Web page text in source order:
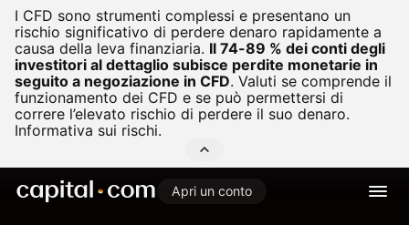
I CFD sono strumenti complessi e presentano un
rischio significativo di perdere denaro rapidamente a
causa della leva finanziaria. Il 74-89 % dei conti degli
investitori al dettaglio subisce perdite monetarie in
seguito a negoziazione in CFD. Valuti se comprende il
funzionamento dei CFD e se può permettersi di
correre l’elevato rischio di perdere il suo denaro.
Informativa sui rischi.
Apri un conto